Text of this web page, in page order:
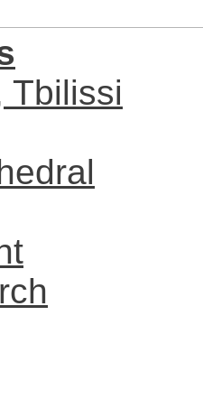
Tbilissi